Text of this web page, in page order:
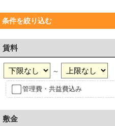
条件を絞り込む
賃料
～
管理費・共益費込み
敷金